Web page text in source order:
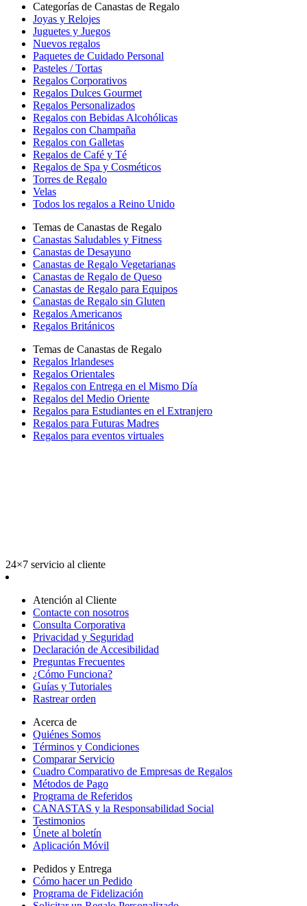
Categorías de Canastas de Regalo
Joyas y Relojes
Juguetes y Juegos
Nuevos regalos
Paquetes de Cuidado Personal
Pasteles / Tortas
Regalos Corporativos
Regalos Dulces Gourmet
Regalos Personalizados
Regalos con Bebidas Alcohólicas
Regalos con Champaña
Regalos con Galletas
Regalos de Café y Té
Regalos de Spa y Cosméticos
Torres de Regalo
Velas
Todos los regalos a Reino Unido
Temas de Canastas de Regalo
Canastas Saludables y Fitness
Canastas de Desayuno
Canastas de Regalo Vegetarianas
Canastas de Regalo de Queso
Canastas de Regalo para Equipos
Canastas de Regalo sin Gluten
Regalos Americanos
Regalos Británicos
Temas de Canastas de Regalo
Regalos Irlandeses
Regalos Orientales
Regalos con Entrega en el Mismo Día
Regalos del Medio Oriente
Regalos para Estudiantes en el Extranjero
Regalos para Futuras Madres
Regalos para eventos virtuales
24×7 servicio al cliente
Atención al Cliente
Contacte con nosotros
Consulta Corporativa
Privacidad y Seguridad
Declaración de Accesibilidad
Preguntas Frecuentes
¿Cómo Funciona?
Guías y Tutoriales
Rastrear orden
Acerca de
Quiénes Somos
Términos y Condiciones
Comparar Servicio
Cuadro Comparativo de Empresas de Regalos
Métodos de Pago
Programa de Referidos
CANASTAS y la Responsabilidad Social
Testimonios
Únete al boletín
Aplicación Móvil
Pedidos y Entrega
Cómo hacer un Pedido
Programa de Fidelización